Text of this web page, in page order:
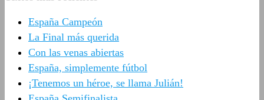
España Campeón
La Final más querida
Con las venas abiertas
España, simplemente fútbol
¡Tenemos un héroe, se llama Julián!